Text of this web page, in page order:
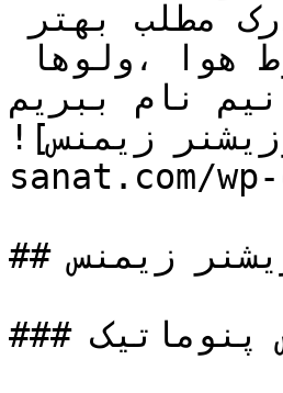
نام ببریم.
![آی توپی پوزیشنر زیمنس](https://tajhiz-
sanat.com/
## کاربرد آی توپی پوزیشنر زیمنس
### موارد کاربرد آی توپی پوزیشنر زیمنس پنوماتیک